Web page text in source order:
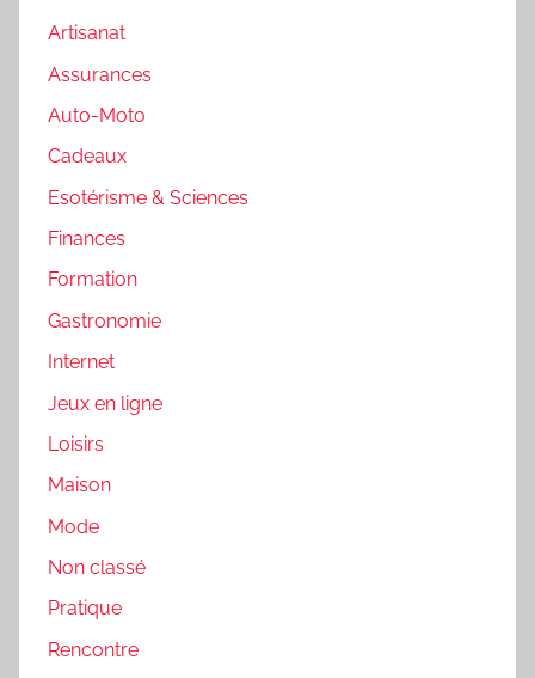
Artisanat
Assurances
Auto-Moto
Cadeaux
Esotérisme & Sciences
Finances
Formation
Gastronomie
Internet
Jeux en ligne
Loisirs
Maison
Mode
Non classé
Pratique
Rencontre